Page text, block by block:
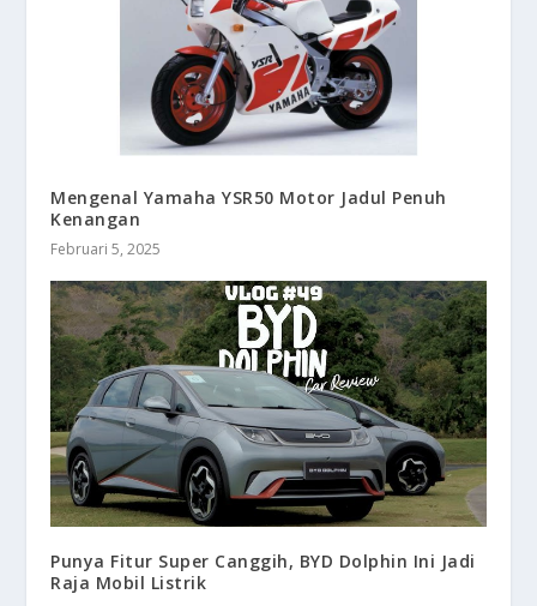
Mengenal Yamaha YSR50 Motor Jadul Penuh
Kenangan
Februari 5, 2025
Punya Fitur Super Canggih, BYD Dolphin Ini Jadi
Raja Mobil Listrik